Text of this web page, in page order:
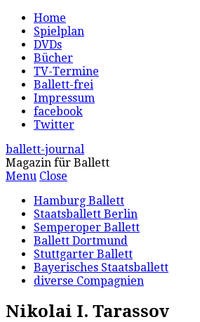
Home
Spielplan
DVDs
Bücher
TV-Termine
Ballett-frei
Impressum
facebook
Twitter
ballett-journal
Magazin für Ballett
Menu Close
Hamburg Ballett
Staatsballett Berlin
Semperoper Ballett
Ballett Dortmund
Stuttgarter Ballett
Bayerisches Staatsballett
diverse Compagnien
Nikolai I. Tarassov